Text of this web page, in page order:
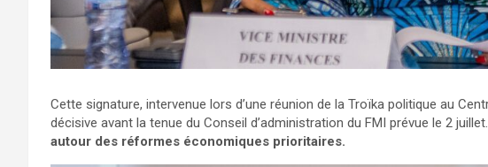
Cette signature, intervenue lors d’une réunion de la Troïka politique au
décisive avant la tenue du Conseil d’administration du FMI prévue le 2 juillet.
autour des réformes économiques prioritaires.